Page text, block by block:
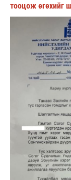
тооцож өгөхийг